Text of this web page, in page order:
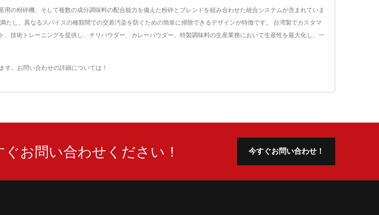
の粉砕機、そして複数の成分調味料の配合能力を備えた粉砕とブレンドを組み合わせた統合システムが含まれていま
し、異なるスパイスの種類間での交差汚染を防ぐための簡単に掃除できるデザインが特徴です。 台湾製でカスタマ
技術トレーニングを提供し、チリパウダー、カレーパウダー、特製調味料の生産業務において生産性を最大化し、一
す。 お問い合わせの詳細については！
お問い合わせください！ 今すぐお問い合わせ！